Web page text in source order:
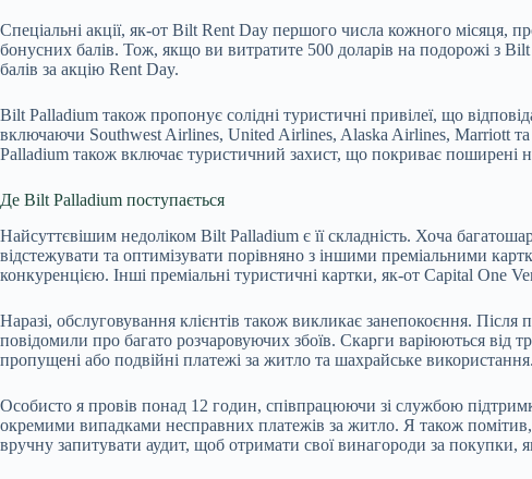
Спеціальні акції, як-от Bilt Rent Day першого числа кожного місяця,
бонусних балів. Тож, якщо ви витратите 500 доларів на подорожі з
балів за акцію Rent Day.
Bilt Palladium також пропонує солідні туристичні привілеї, що
включаючи Southwest Airlines, United Airlines, Alaska Airlines, Marriott та
Palladium також включає туристичний захист, що покриває поширені
Де Bilt Palladium поступається
Найсуттєвішим недоліком Bilt Palladium є її складність. Хоча
відстежувати та оптимізувати порівняно з іншими преміальними
конкуренцією. Інші преміальні туристичні картки, як-от Capital One
Наразі, обслуговування клієнтів також викликає занепокоєння.
повідомили про багато розчаровуючих збоїв. Скарги варіюються від
пропущені або подвійні платежі за житло та шахрайське використання.
Особисто я провів понад 12 годин, співпрацюючи зі службою
окремими випадками несправних платежів за житло. Я також
вручну запитувати аудит, щоб отримати свої винагороди за покупки,